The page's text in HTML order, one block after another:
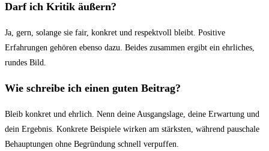
Darf ich Kritik äußern?
Ja, gern, solange sie fair, konkret und respektvoll bleibt. Positive
Erfahrungen gehören ebenso dazu. Beides zusammen ergibt ein ehrliches,
rundes Bild.
Wie schreibe ich einen guten Beitrag?
Bleib konkret und ehrlich. Nenn deine Ausgangslage, deine Erwartung und
dein Ergebnis. Konkrete Beispiele wirken am stärksten, während pauschale
Behauptungen ohne Begründung schnell verpuffen.